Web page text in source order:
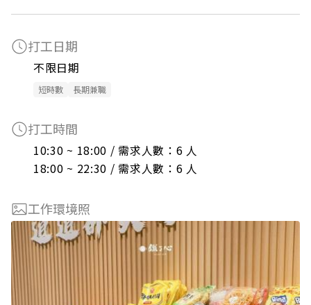
打工日期
不限日期
短時數 長期兼職
打工時間
10:30 ~ 18:00 / 需求人數：6 人
18:00 ~ 22:30 / 需求人數：6 人
工作環境照